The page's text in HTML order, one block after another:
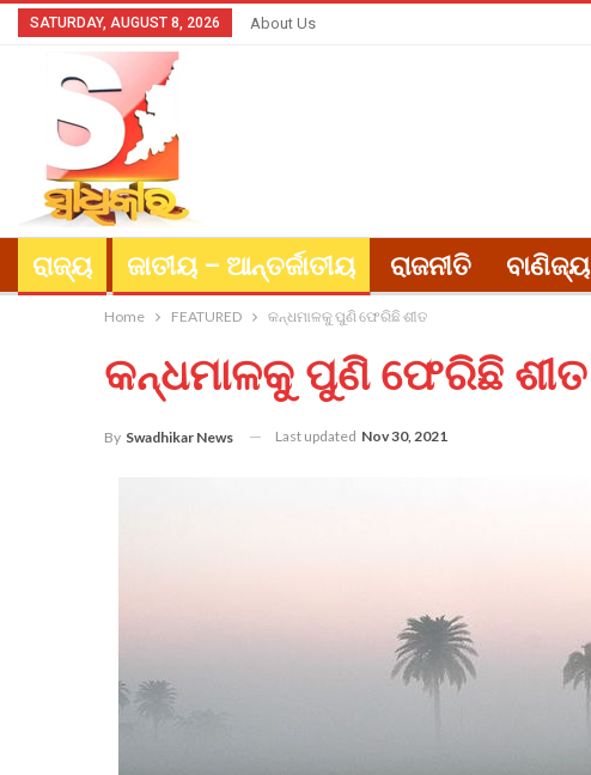
SATURDAY, AUGUST 8, 2026 About Us
ରାଜ୍ୟ ଜାତୀୟ – ଆନ୍ତର୍ଜାତୀୟ ରାଜନୀତି ବାଣିଜ୍ୟ
Home FEATURED କନ୍ଧମାଳକୁ ପୁଣି ଫେରିଛି ଶୀତ
କନ୍ଧମାଳକୁ ପୁଣି ଫେରିଛି ଶୀତ
By Swadhikar News Last updated Nov 30, 2021